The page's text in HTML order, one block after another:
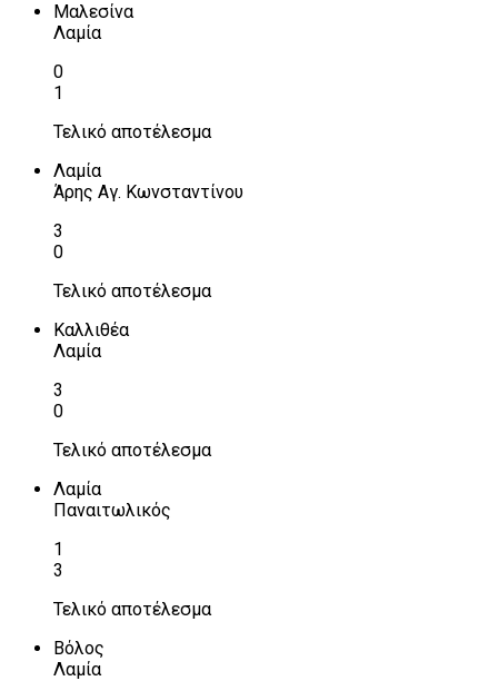
Μαλεσίνα
Λαμία
0
1
Τελικό αποτέλεσμα
Λαμία
Άρης Αγ. Κωνσταντίνου
3
0
Τελικό αποτέλεσμα
Καλλιθέα
Λαμία
3
0
Τελικό αποτέλεσμα
Λαμία
Παναιτωλικός
1
3
Τελικό αποτέλεσμα
Βόλος
Λαμία